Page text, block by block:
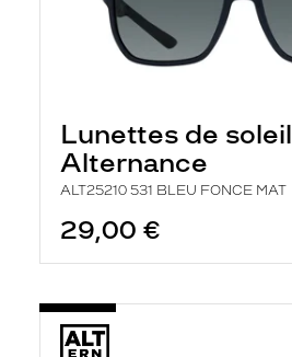
Lunettes de soleil
Alternance
ALT25210 531 BLEU FONCE MAT
29,00 €